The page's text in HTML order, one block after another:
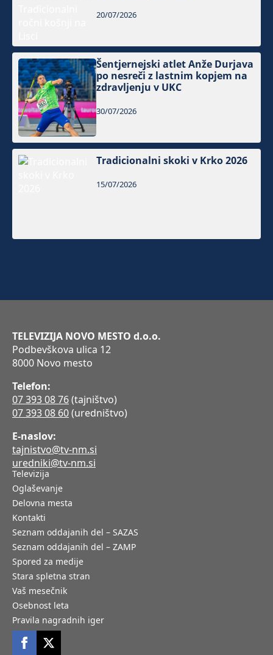
20/07/2026
Šentjernejski atlet Anže Durjava
po nesreči z lastnim kopjem na
zdravljenju v UKC
30/07/2026
Tradicionalni skoki v Krko 2026
15/07/2026
TELEVIZIJA NOVO MESTO d.o.o.
Podbevškova ulica 12
8000 Novo mesto
Telefon:
07 393 08 76(tajništvo)
07 393 08 60(uredništvo)
E-naslov:
tajnistvo@tv-nm.si
uredniki@tv-nm.si
Televizija
Oglaševanje
Delovna mesta
Kontakti
Seznam oddajanih del – SAZAS
Seznam oddajanih del – ZAMP
Spored za medije
Stara spletna stran
Vaš mesečnik
Osebnost leta
Pravila nagradnih iger